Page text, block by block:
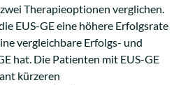
Therapieoptionen verglichen.
EUS-GE eine höhere Erfolgsrate
vergleichbare Erfolgs- und
hat. Die Patienten mit EUS-GE
kürzeren